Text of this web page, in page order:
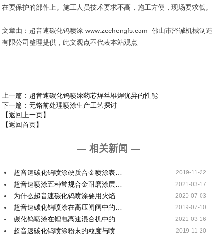
在要保护的部件上。施工人员技术要求不高，施工方便，现场要求低。
文章由：超音速碳化钨喷涂 www.zechengfs.com 佛山市泽诚机械制造
有限公司整理提供，此文观点不代表本站观点
上一篇 ：超音速碳化钨喷涂药芯焊丝堆焊优异的性能
下一篇 ：无铬前处理喷涂生产工艺探讨
【返回上一页】
【返回首页】
— 相关新闻 —
超音速碳化钨喷涂硬质合金喷涂表… 2019-11-22
超音速喷涂五种常规合金耐磨涂层… 2021-03-17
为什么超音速碳化钨喷涂要用火焰… 2020-07-03
超音速碳化钨喷涂在高压闸阀中的… 2019-07-10
碳化钨喷涂在锂电高速混合机中的… 2021-03-16
超音速碳化钨喷涂粉末的粒度与喷… 2019-11-20